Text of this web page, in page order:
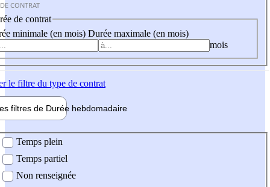
CONTRAT
de contrat
minimale (en mois) Durée maximale (en mois)
mois
le filtre du type de contrat
filtres de Durée hebdomadaire
Temps plein
Temps partiel
Non renseignée